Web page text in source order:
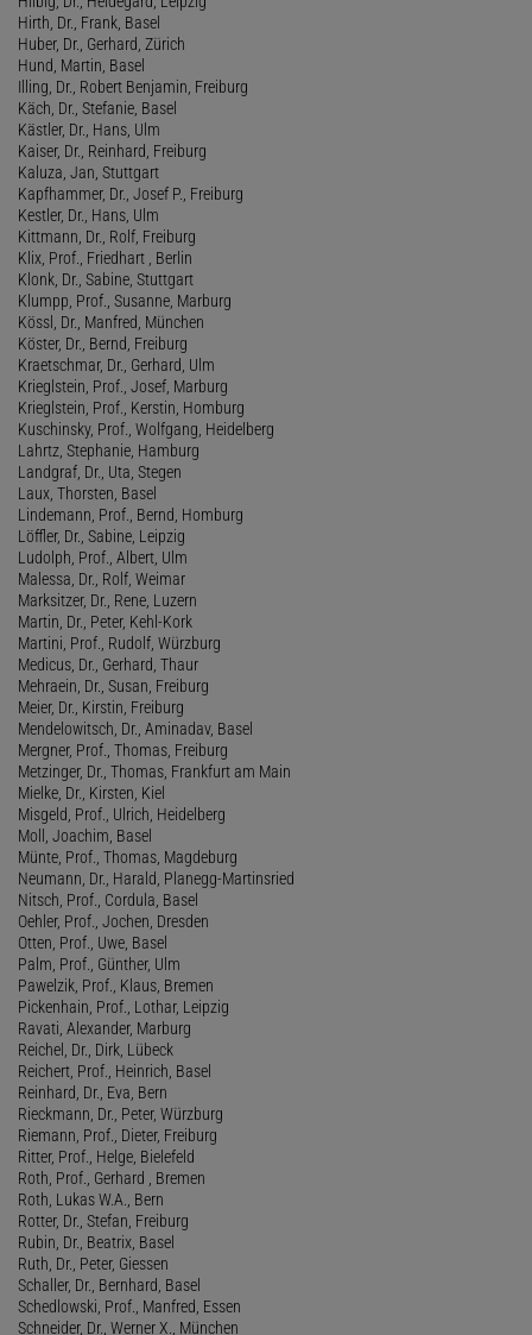
Hirth, Dr., Frank, Basel
Huber, Dr., Gerhard, Zürich
Hund, Martin, Basel
Illing, Dr., Robert Benjamin, Freiburg
Käch, Dr., Stefanie, Basel
Kästler, Dr., Hans, Ulm
Kaiser, Dr., Reinhard, Freiburg
Kaluza, Jan, Stuttgart
Kapfhammer, Dr., Josef P., Freiburg
Kestler, Dr., Hans, Ulm
Kittmann, Dr., Rolf, Freiburg
Klix, Prof., Friedhart , Berlin
Klonk, Dr., Sabine, Stuttgart
Klumpp, Prof., Susanne, Marburg
Kössl, Dr., Manfred, München
Köster, Dr., Bernd, Freiburg
Kraetschmar, Dr., Gerhard, Ulm
Krieglstein, Prof., Josef, Marburg
Krieglstein, Prof., Kerstin, Homburg
Kuschinsky, Prof., Wolfgang, Heidelberg
Lahrtz, Stephanie, Hamburg
Landgraf, Dr., Uta, Stegen
Laux, Thorsten, Basel
Lindemann, Prof., Bernd, Homburg
Löffler, Dr., Sabine, Leipzig
Ludolph, Prof., Albert, Ulm
Malessa, Dr., Rolf, Weimar
Marksitzer, Dr., Rene, Luzern
Martin, Dr., Peter, Kehl-Kork
Martini, Prof., Rudolf, Würzburg
Medicus, Dr., Gerhard, Thaur
Mehraein, Dr., Susan, Freiburg
Meier, Dr., Kirstin, Freiburg
Mendelowitsch, Dr., Aminadav, Basel
Mergner, Prof., Thomas, Freiburg
Metzinger, Dr., Thomas, Frankfurt am Main
Mielke, Dr., Kirsten, Kiel
Misgeld, Prof., Ulrich, Heidelberg
Moll, Joachim, Basel
Münte, Prof., Thomas, Magdeburg
Neumann, Dr., Harald, Planegg-Martinsried
Nitsch, Prof., Cordula, Basel
Oehler, Prof., Jochen, Dresden
Otten, Prof., Uwe, Basel
Palm, Prof., Günther, Ulm
Pawelzik, Prof., Klaus, Bremen
Pickenhain, Prof., Lothar, Leipzig
Ravati, Alexander, Marburg
Reichel, Dr., Dirk, Lübeck
Reichert, Prof., Heinrich, Basel
Reinhard, Dr., Eva, Bern
Rieckmann, Dr., Peter, Würzburg
Riemann, Prof., Dieter, Freiburg
Ritter, Prof., Helge, Bielefeld
Roth, Prof., Gerhard , Bremen
Roth, Lukas W.A., Bern
Rotter, Dr., Stefan, Freiburg
Rubin, Dr., Beatrix, Basel
Ruth, Dr., Peter, Giessen
Schaller, Dr., Bernhard, Basel
Schedlowski, Prof., Manfred, Essen
Schneider, Dr., Werner X., München